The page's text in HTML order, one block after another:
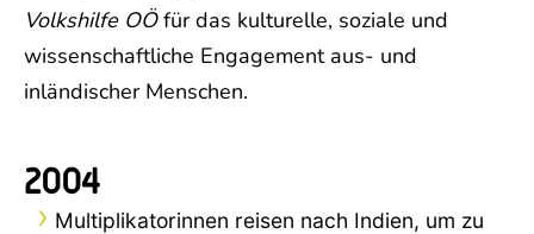
Volkshilfe OÖfür das kulturelle, soziale und
wissenschaftliche Engagement aus- und
inländischer Menschen.
2004
Multiplikatorinnen reisen nach Indien, um zu